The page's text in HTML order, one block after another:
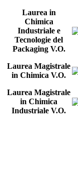
Laurea in
Chimica
Industriale e
Tecnologie del
Packaging V.O.
Laurea Magistrale
in Chimica V.O.
Laurea Magistrale
in Chimica
Industriale V.O.